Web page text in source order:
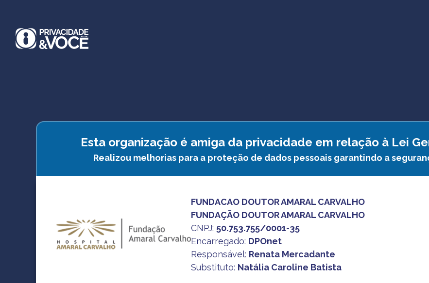
Esta organização é amiga da privacidade em relação à Lei
Realizou melhorias para a proteção de dados pessoais garantindo a
FUNDACAO DOUTOR AMARAL CARVALHO
FUNDAÇÃO DOUTOR AMARAL CARVALHO
CNPJ: 50.753.755/0001-35
Encarregado: DPOnet
Responsável: Renata Mercadante
Substituto: Natália Caroline Batista